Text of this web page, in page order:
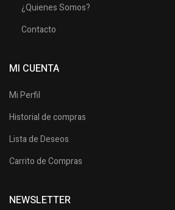
¿Quienes Somos?
Contacto
MI CUENTA
Mi Perfil
Historial de compras
Lista de Deseos
Carrito de Compras
NEWSLETTER